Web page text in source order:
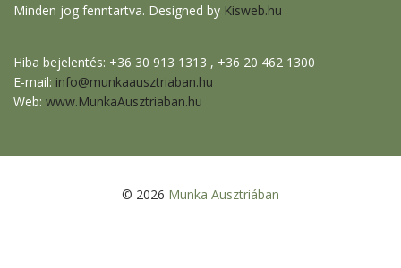
Minden jog fenntartva. Designed by Kisweb.hu
Hiba bejelentés: +36 30 913 1313 , +36 20 462 1300
E-mail: info@munkaausztriaban.hu
Web: www.MunkaAusztriaban.hu
© 2026 Munka Ausztriában